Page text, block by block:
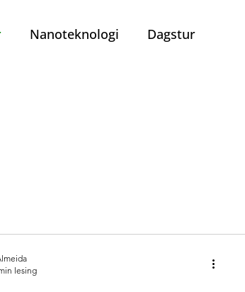
Nanoteknologi Dagstur
Tradisjonelle Restauranter
lesing